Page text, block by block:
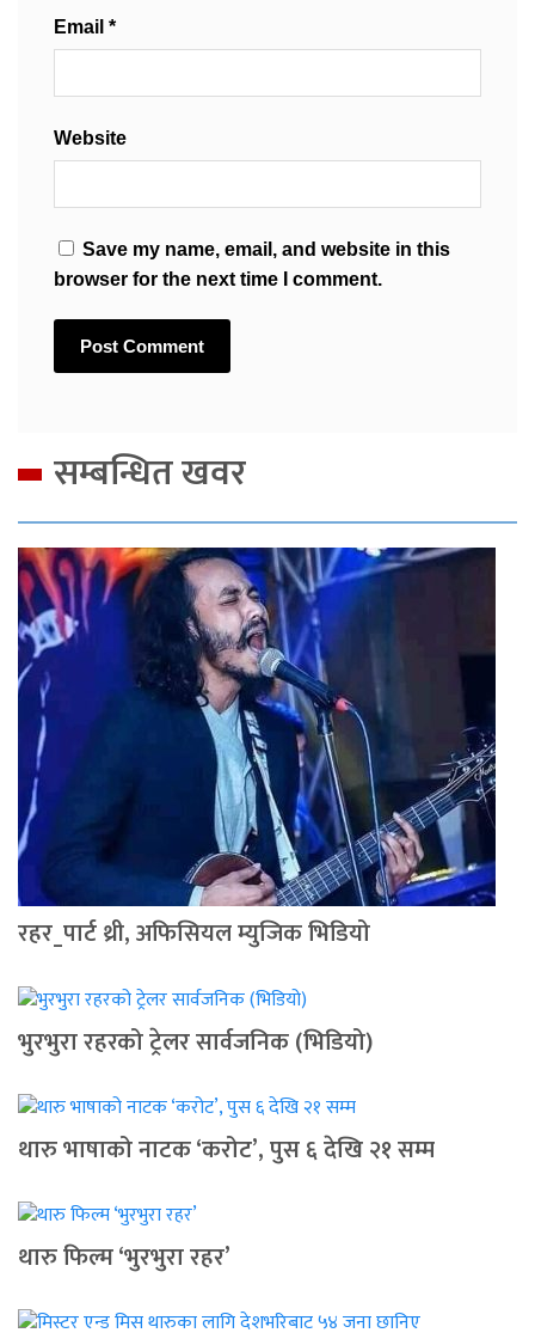
Email *
Website
Save my name, email, and website in this
browser for the next time I comment.
सम्बन्धित खवर
रहर_पार्ट थ्री, अफिसियल म्युजिक भिडियो
भुरभुरा रहरको ट्रेलर सार्वजनिक (भिडियो)
थारु भाषाको नाटक ‘करोट’, पुस ६ देखि २१ सम्म
थारु फिल्म ‘भुरभुरा रहर’